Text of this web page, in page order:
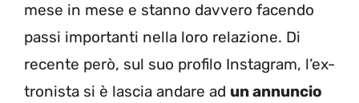
mese in mese e stanno davvero facendo
passi importanti nella loro relazione. Di
recente però, sul suo profilo Instagram, l’ex-
tronista si è lascia andare ad un annuncio